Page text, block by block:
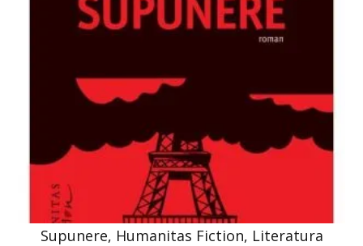
Supunere, Humanitas Fiction, Literatura